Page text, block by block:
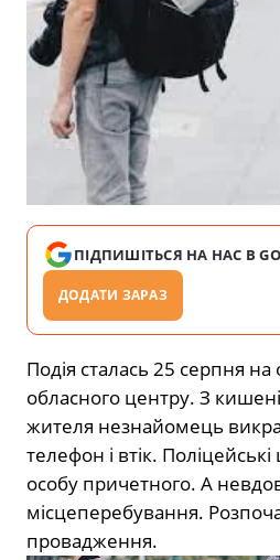
ПІДПИШІТЬСЯ НА НАС В
ДОДАТИ ЗАРАЗ
Подія сталась 25 серпня на
обласного центру. З
жителя незнайомець
телефон і втік.
особу причетного. А
місцеперебування.
провадження.